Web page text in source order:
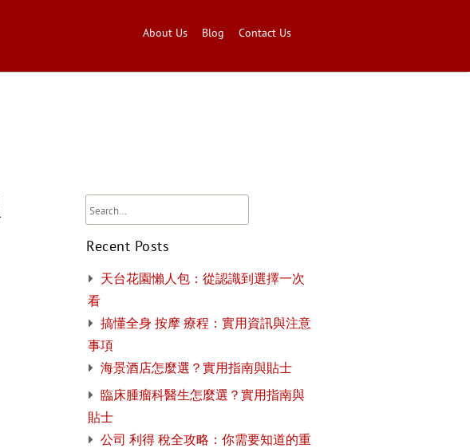
About Us Blog Contact Us
Recent Posts
天台花園懶人包：從認識到選擇一次
看
搞懂全身 按摩 療程：實用資訊與注意
事項
海景酒店怎麼選？實用指南與貼士
臨床腫瘤科醫生怎麼選？實用指南與
貼士
公司 利得 稅全攻略：你需要知道的重